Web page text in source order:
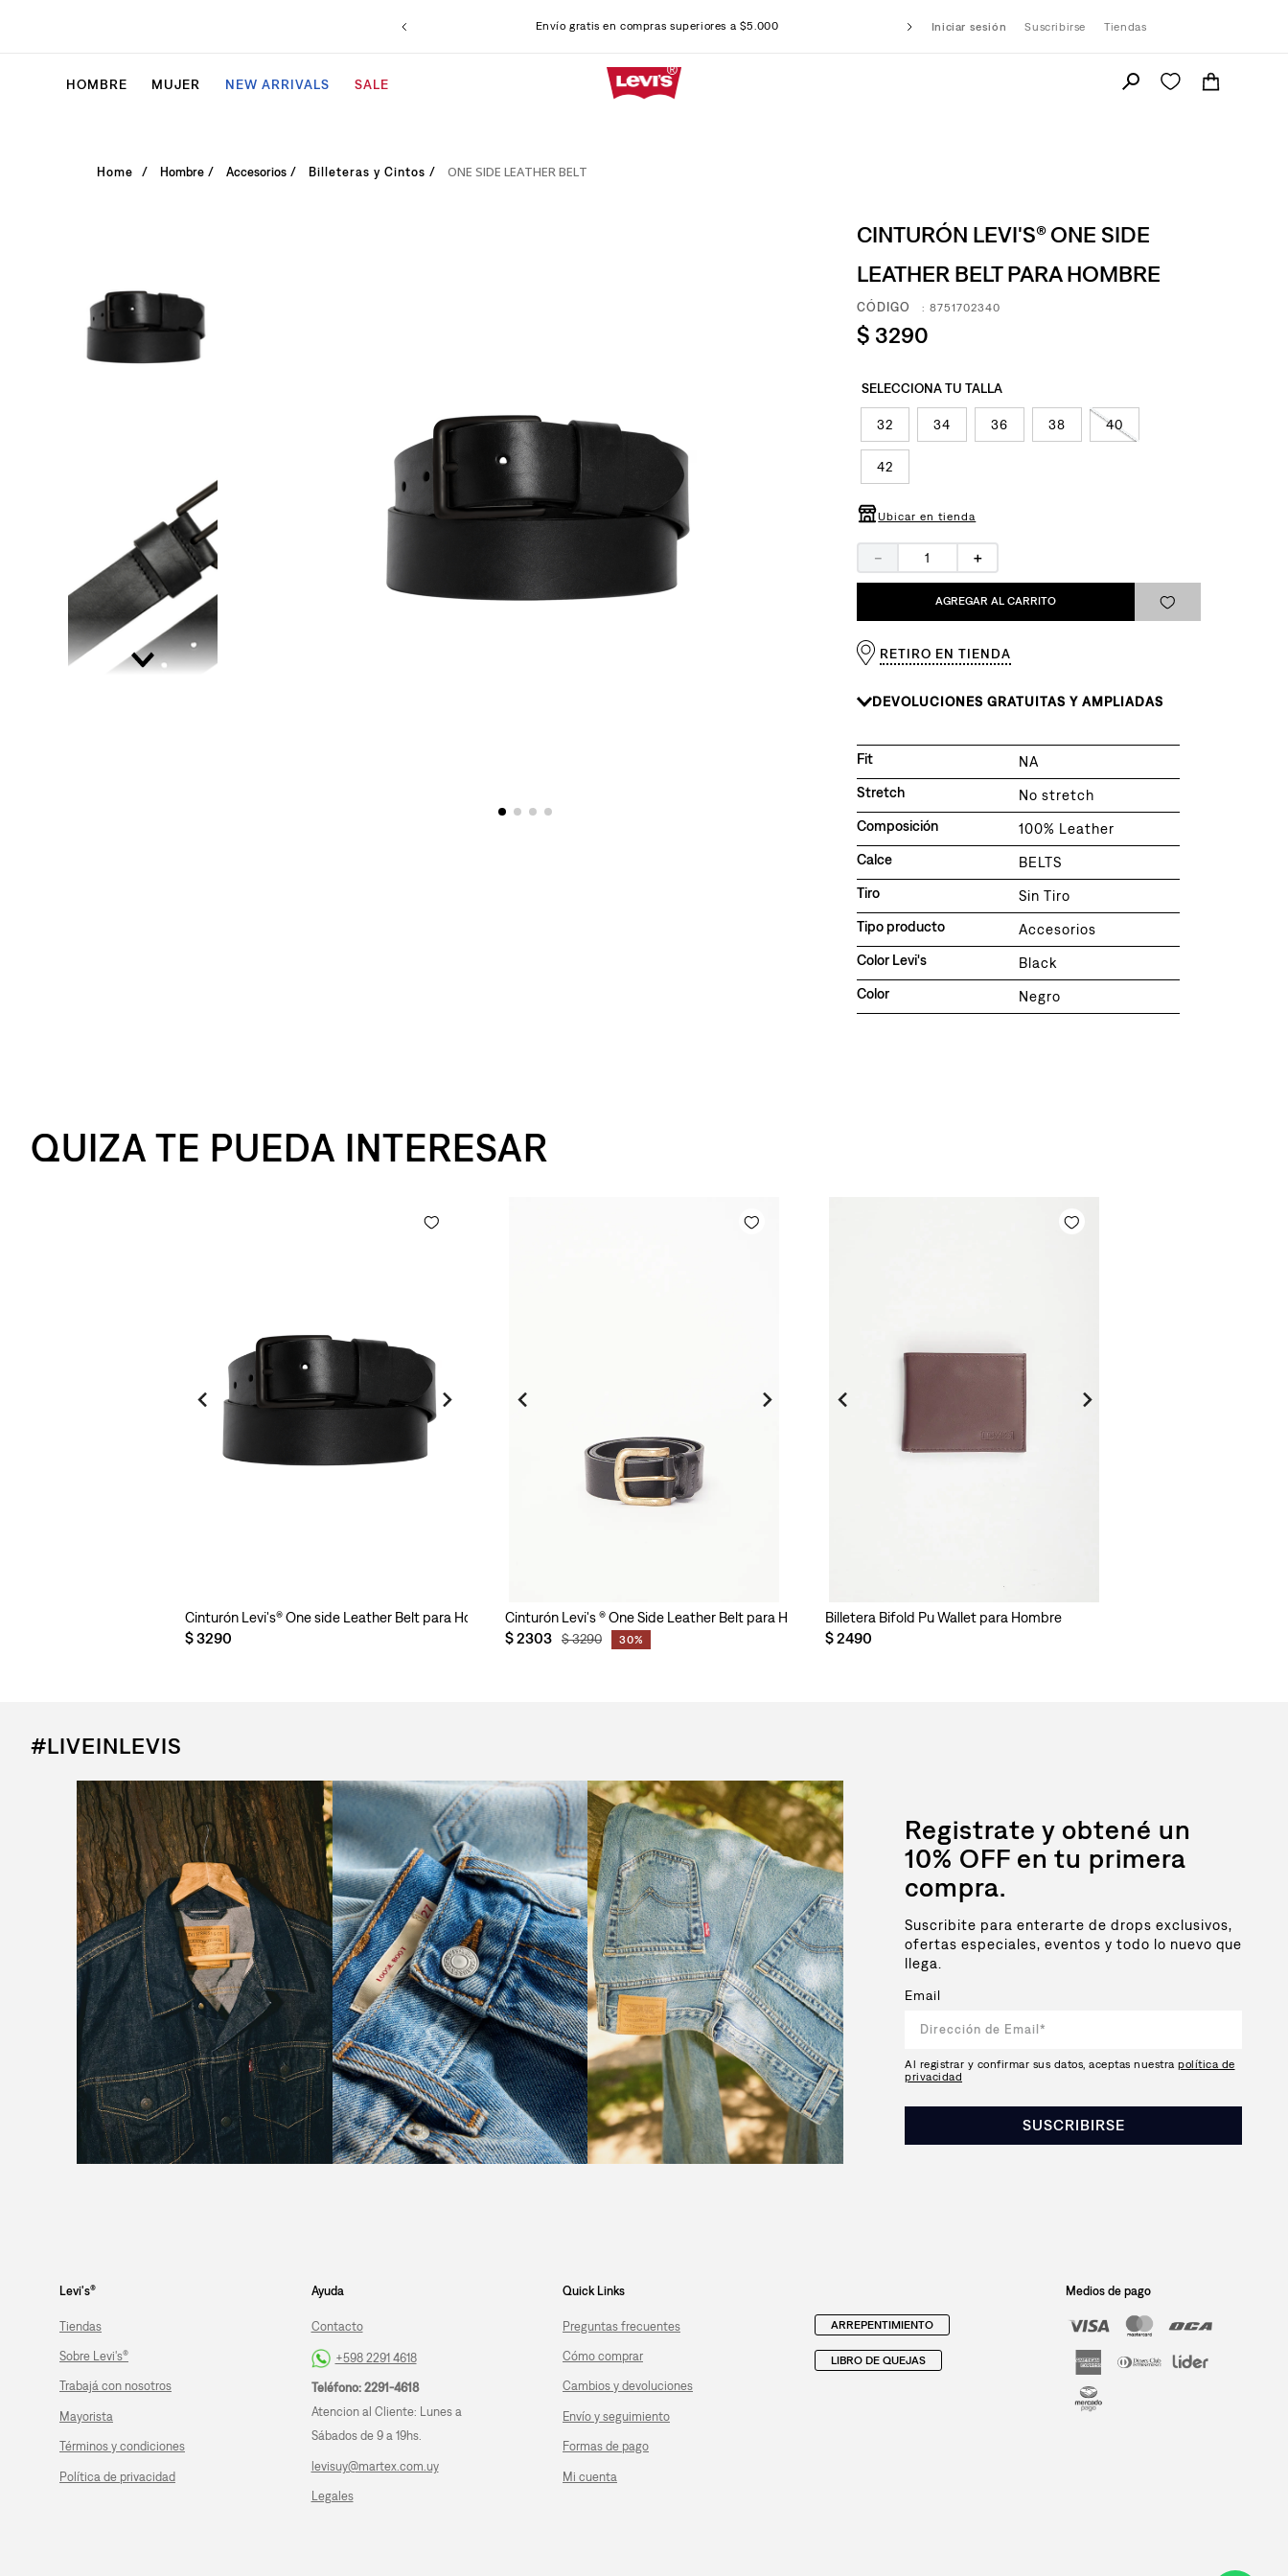
Envío gratis en compras superiores a $5.000 Iniciar sesión Suscribirse Tiendas
HOMBRE MUJER NEW ARRIVALS SALE
Hombre Accesorios Billeteras y Cintos ONE SIDE LEATHER BELT
CINTURÓN LEVI'S® ONE SIDE
LEATHER BELT PARA HOMBRE
:8751702340
$ 3290
32 34 36 38 40
42
Ubicar en tienda
＋
－
AGREGAR AL CARRITO
RETIRO EN TIENDA
DEVOLUCIONES GRATUITAS Y AMPLIADAS
Fit
NA
Stretch
No stretch
Composición
100% Leather
Calce
BELTS
Tiro
Sin Tiro
Tipo producto
Accesorios
Color Levi's
Black
Color
Negro
QUIZA TE PUEDA INTERESAR
Cinturón Levi's® One side Leather Belt para Hombre
$3290
Cinturón Levi's ® One Side Leather Belt para Hombre
$2303 $3290 30%
Billetera Bifold Pu Wallet para Hombre
$2490
#LIVEINLEVIS
Registrate y obtené un
10% OFF en tu primera
compra.
Suscribite para enterarte de drops exclusivos,
ofertas especiales, eventos y todo lo nuevo que
llega.
Email
Al registrar y confirmar sus datos, aceptas nuestra política de
privacidad
SUSCRIBIRSE
Levi's®
Tiendas
Sobre Levi's®
Trabajá con nosotros
Mayorista
Términos y condiciones
Política de privacidad
Ayuda
Contacto
+598 2291 4618
Teléfono: 2291-4618
Atencion al Cliente: Lunes a
Sábados de 9 a 19hs.
levisuy@martex.com.uy
Legales
Quick Links
Preguntas frecuentes
Cómo comprar
Cambios y devoluciones
Envío y seguimiento
Formas de pago
Mi cuenta
ARREPENTIMIENTO
LIBRO DE QUEJAS
Medios de pago